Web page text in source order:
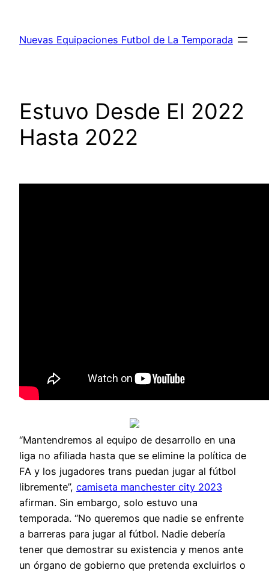
contenido
Nuevas Equipaciones Futbol de La Temporada
Estuvo Desde El 2022
Hasta 2022
“Mantendremos al equipo de desarrollo en una
liga no afiliada hasta que se elimine la política de
FA y los jugadores trans puedan jugar al fútbol
libremente”, camiseta manchester city 2023
afirman. Sin embargo, solo estuvo una
temporada. “No queremos que nadie se enfrente
a barreras para jugar al fútbol. Nadie debería
tener que demostrar su existencia y menos ante
un órgano de gobierno que pretenda excluirlos o